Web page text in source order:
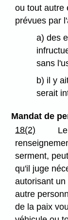
ou tout autre
prévues par
a) des
sans
b) il y
serait
Mandat de
18(2)
serment,
qu'il juge
autorisant
autre
de la paix